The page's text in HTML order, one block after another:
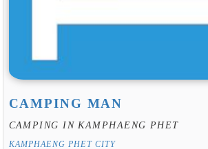
CAMPING MAN
CAMPING IN KAMPHAENG PHET
KAMPHAENG PHET CITY